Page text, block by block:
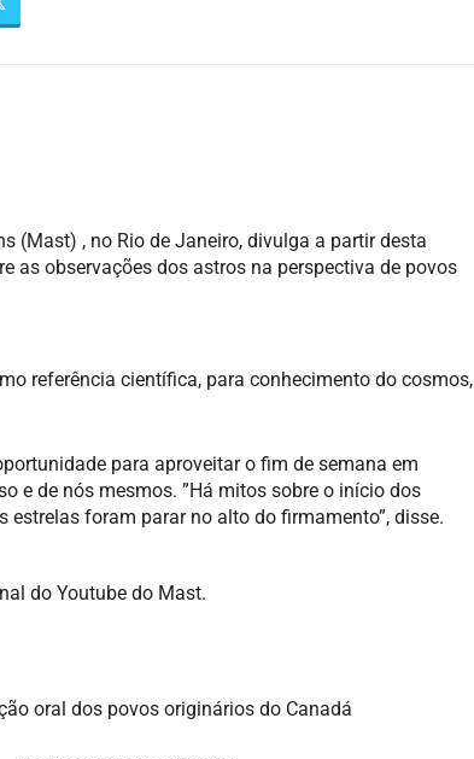
(Mast) , no Rio de Janeiro, divulga a partir desta
as observações dos astros na perspectiva de povos
referência científica, para conhecimento do cosmos,
para aproveitar o fim de semana em
e de nós mesmos. ”Há mitos sobre o início dos
foram parar no alto do firmamento”, disse.
do Youtube do Mast.
oral dos povos originários do Canadá